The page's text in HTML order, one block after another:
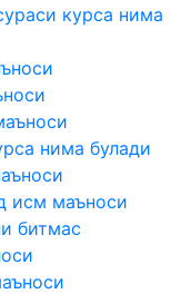
курса нима
нима булади
исм маъноси
битмас